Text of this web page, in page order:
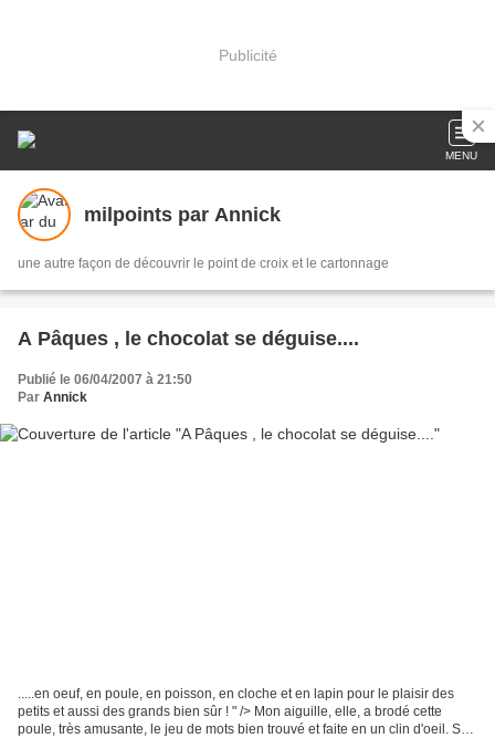
Publicité
MENU
milpoints par Annick
une autre façon de découvrir le point de croix et le cartonnage
A Pâques , le chocolat se déguise....
Publié le 06/04/2007 à 21:50
Par Annick
.....en oeuf, en poule, en poisson, en cloche et en lapin pour le plaisir des
petits et aussi des grands bien sûr ! " /> Mon aiguille, elle, a brodé cette
poule, très amusante, le jeu de mots bien trouvé et faite en un clin d'oeil. Sur